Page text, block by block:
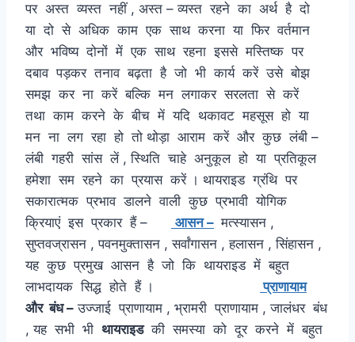
पर अस्त व्यस्त नहीं , अस्त – व्यस्त रहने का अर्थ है दो
या दो से अधिक काम एक साथ करना या फिर वर्तमान
और भविष्य दोनों में एक साथ रहना इससे मस्तिष्क पर
दबाव पड़कर तनाव बढ़ता है जो भी कार्य करें उसे बोझ
समझ कर ना करें बल्कि मन लगाकर सरलता से करें
तथा काम करने के बीच में यदि थकावट महसूस हो या
मन ना लग रहा हो तो थोड़ा आराम करें और कुछ लंबी –
लंबी गहरी सांस लें , स्थिति चाहे अनुकूल हो या प्रतिकूल
हमेशा सम रहने का प्रयास करें । थायराइड ग्रंथि पर
सकारात्मक प्रभाव डालने वाली कुछ प्रभावी योगिक
क्रियाएं इस प्रकार हैं –
आसन – मत्स्यासन ,
सुप्तवज्रासन , पवनमुक्तासन , सर्वांगासन , हलासन , सिंहासन ,
यह कुछ प्रमुख आसन है जो कि थायराइड में बहुत
लाभदायक सिद्ध होते हैं ।
प्राणायाम
और बंध – उज्जाई प्राणायाम , भ्रामरी प्राणायाम , जालंधर बंध
, यह सभी भी थायराइडकी समस्या को दूर करने में बहुत